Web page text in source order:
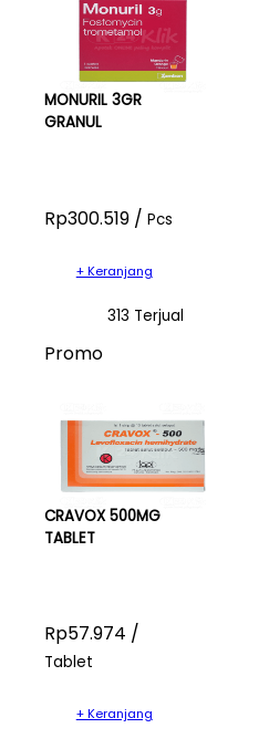
MONURIL 3GR
GRANUL
Rp300.519 / Pcs
+ Keranjang
313 Terjual
Promo
CRAVOX 500MG
TABLET
Rp57.974 /
Tablet
+ Keranjang